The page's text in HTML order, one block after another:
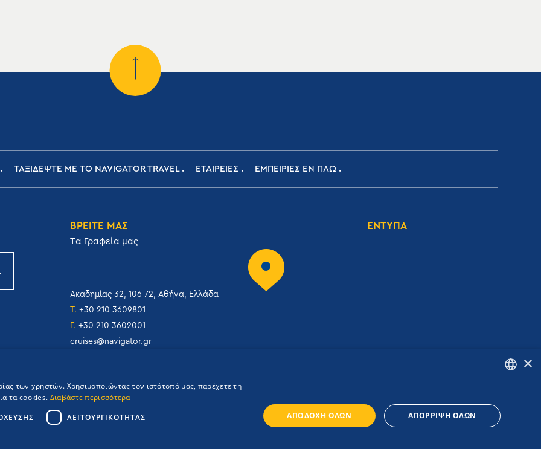
ΤΑΞΙΔΕΨΤΕ ΜΕ ΤΟ NAVIGATOR TRAVEL ΕΤΑΙΡΕΙΕΣ ΕΜΠΕΙΡΙΕΣ ΕΝ ΠΛΩ
ΒΡΕΙΤΕ ΜΑΣ
Tα Γραφεία μας
Ακαδημίας 32, 106 72, Αθήνα, Ελλάδα
T. +30 210 3609801
F. +30 210 3602001
cruises@navigator.gr
ΕΝΤΥΠΑ
GREEK
×
των χρηστών. Χρησιμοποιώντας τον ιστότοπό μας, παρέχετε τη
τα cookies. Διαβάστε περισσότερα
ΛΕΙΤΟΥΡΓΙΚΌΤΗΤΑΣ ΑΠΟΔΟΧΉ ΌΛΩΝ ΑΠΌΡΡΙΨΗ ΌΛΩΝ